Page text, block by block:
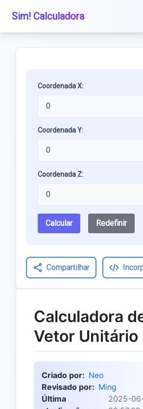
Sim! Calculadora
Coordenada X:
Coordenada Y:
Coordenada Z:
Calcular Redefinir
Compartilhar
Calculadora
Vetor Unitário
Criado por: Neo
Revisado por: Ming
Última
2025-